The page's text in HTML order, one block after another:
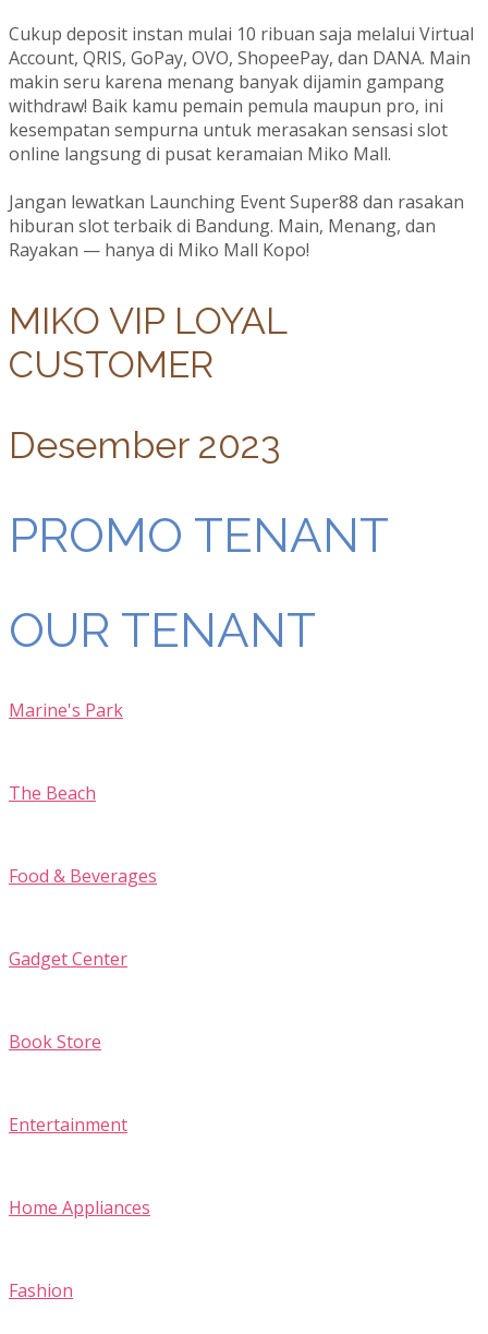
Cukup deposit instan mulai 10 ribuan saja melalui Virtual
Account, QRIS, GoPay, OVO, ShopeePay, dan DANA. Main
makin seru karena menang banyak dijamin gampang
withdraw! Baik kamu pemain pemula maupun pro, ini
kesempatan sempurna untuk merasakan sensasi slot
online langsung di pusat keramaian Miko Mall.
Jangan lewatkan Launching Event Super88 dan rasakan
hiburan slot terbaik di Bandung. Main, Menang, dan
Rayakan — hanya di Miko Mall Kopo!
MIKO VIP LOYAL
CUSTOMER
Desember 2023
PROMO TENANT
OUR TENANT
Marine's Park
The Beach
Food & Beverages
Gadget Center
Book Store
Entertainment
Home Appliances
Fashion